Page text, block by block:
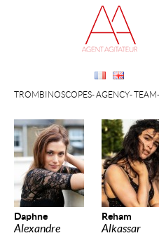
Daphne
Alexandre
Reham
Alkassar
TROMBINOSCOPES AGENCY TEAM